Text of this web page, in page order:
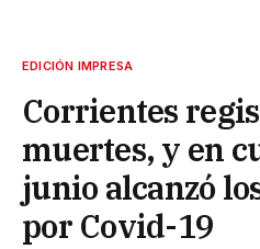
EDICIÓN IMPRESA
Corrientes
muertes, y en
junio alcanzó
por Covid-19